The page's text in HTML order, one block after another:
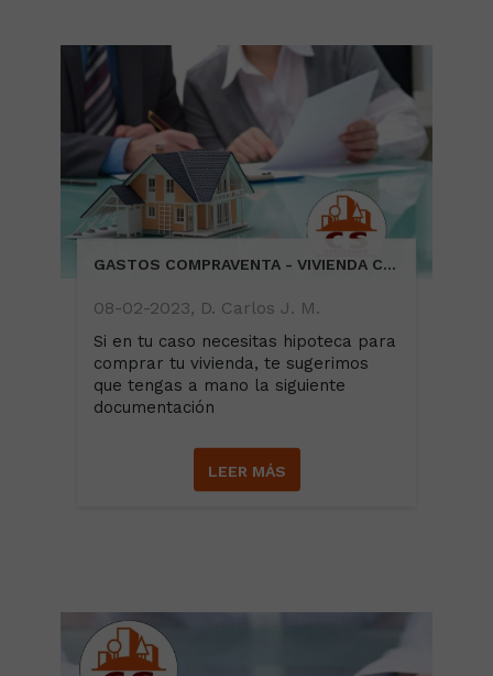
GASTOS COMPRAVENTA - VIVIENDA CON HIPOTECA
08-02-2023, D. Carlos J. M.
Si en tu caso necesitas hipoteca para
comprar tu vivienda, te sugerimos
que tengas a mano la siguiente
documentación
LEER MÁS